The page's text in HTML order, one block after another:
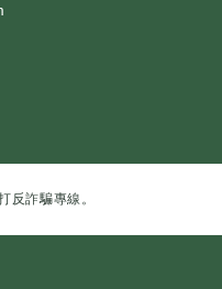
反詐騙專線。